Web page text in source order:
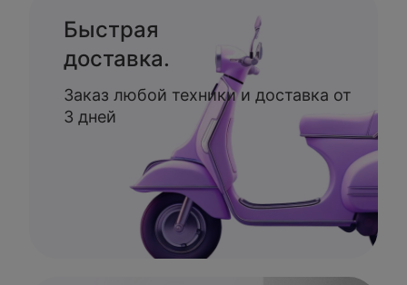
Быстрая
доставка.
Заказ любой техники и доставка от
3 дней